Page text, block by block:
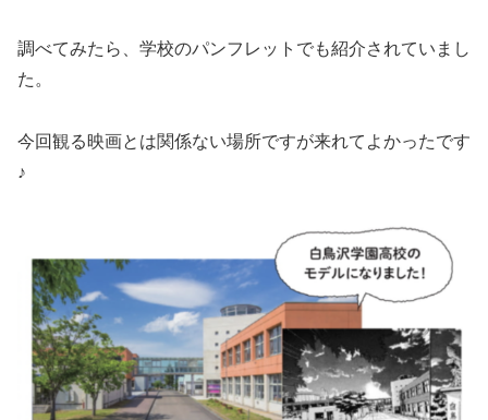
調べてみたら、学校のパンフレットでも紹介されていまし
た。
今回観る映画とは関係ない場所ですが来れてよかったです
♪